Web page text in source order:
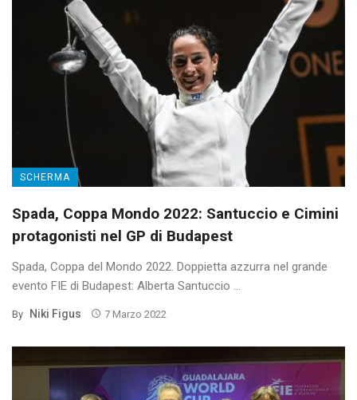
SCHERMA
Spada, Coppa Mondo 2022: Santuccio e Cimini
protagonisti nel GP di Budapest
Spada, Coppa del Mondo 2022. Doppietta azzurra nel grande
evento FIE di Budapest: Alberta Santuccio ...
By Niki Figus 7 Marzo 2022